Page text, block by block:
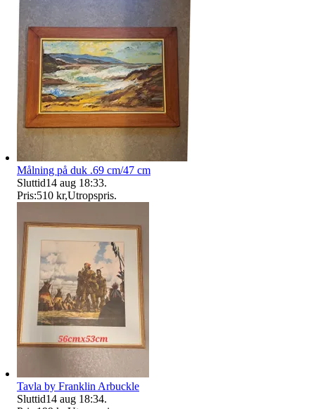
Målning på duk .69 cm/47 cm
Sluttid14 aug 18:33.
Pris:510 kr,Utropspris.
Tavla by Franklin Arbuckle
Sluttid14 aug 18:34.